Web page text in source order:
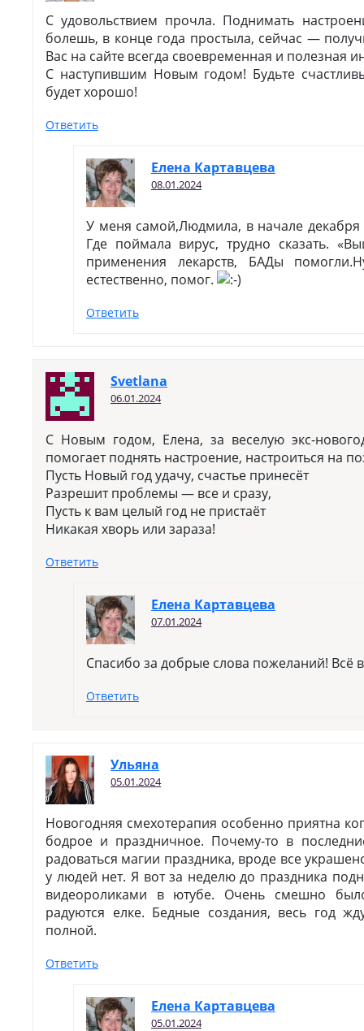
С удовольствием прочла. Поднимать
болешь, в конце года простыла, сейчас —
Вас на сайте всегда своевременная и полезная
С наступившим Новым годом! Будьте
будет хорошо!
Ответить
Елена Картавцева
08.01.2024
У меня самой,Людмила, в начале
Где поймала вирус, трудно сказать.
применения лекарств, БАДы
естественно, помог.
Ответить
Svetlana
06.01.2024
С Новым годом, Елена, за веселую экс-
помогает поднять настроение, настроиться на
Пусть Новый год удачу, счастье принесёт
Разрешит проблемы — все и сразу,
Пусть к вам целый год не пристаёт
Никакая хворь или зараза!
Ответить
Елена Картавцева
07.01.2024
Спасибо за добрые слова пожеланий! Всё
Ответить
Ульяна
05.01.2024
Новогодняя смехотерапия особенно приятна
бодрое и праздничное. Почему-то в
радоваться магии праздника, вроде все
у людей нет. Я вот за неделю до праздника
видеороликами в ютубе. Очень смешно
радуются елке. Бедные создания, весь год
полной.
Ответить
Елена Картавцева
05.01.2024